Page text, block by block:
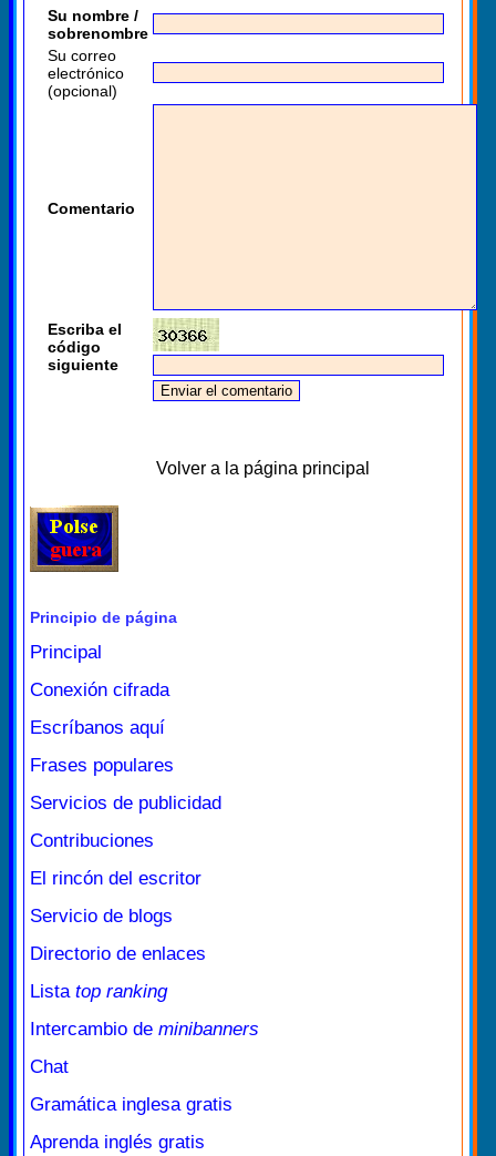
Su nombre /
sobrenombre
Su correo
electrónico
(opcional)
Comentario
Escriba el
código
siguiente
Volver a la página principal
Principio de página
Principal
Conexión cifrada
Escríbanos aquí
Frases populares
Servicios de publicidad
Contribuciones
El rincón del escritor
Servicio de blogs
Directorio de enlaces
Lista top ranking
Intercambio de minibanners
Chat
Gramática inglesa gratis
Aprenda inglés gratis